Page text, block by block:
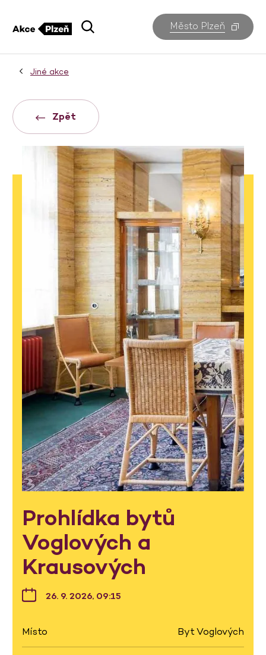
Město Plzeň
Jiné akce
Zpět
Prohlídka bytů
Voglových a
Krausových
26. 9. 2026, 09:15
Místo Byt Voglových